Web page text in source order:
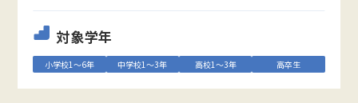
対象学年
小学校1～6年 中学校1～3年 高校1～3年 高卒生